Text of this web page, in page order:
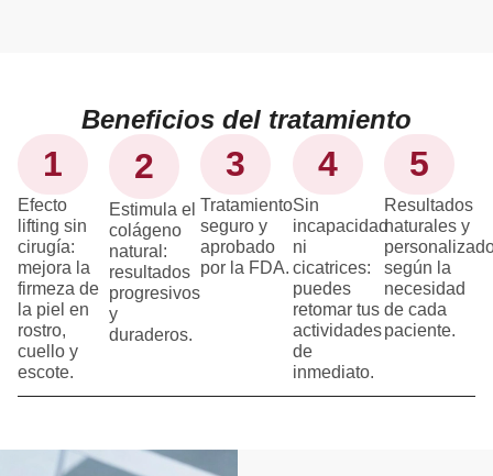
Beneficios del tratamiento
1
Efecto
lifting sin
cirugía:
mejora la
firmeza de
la piel en
rostro,
cuello y
escote.
2
Estimula el
colágeno
natural:
resultados
progresivos
y
duraderos.
3
Tratamiento
seguro y
aprobado
por la FDA.
4
Sin
incapacidad
ni
cicatrices:
puedes
retomar tus
actividades
de
inmediato.
5
Resultados
naturales y
según la
necesidad
de cada
paciente.